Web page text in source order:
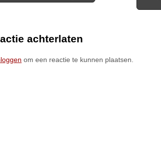
achterlaten
om een reactie te kunnen plaatsen.